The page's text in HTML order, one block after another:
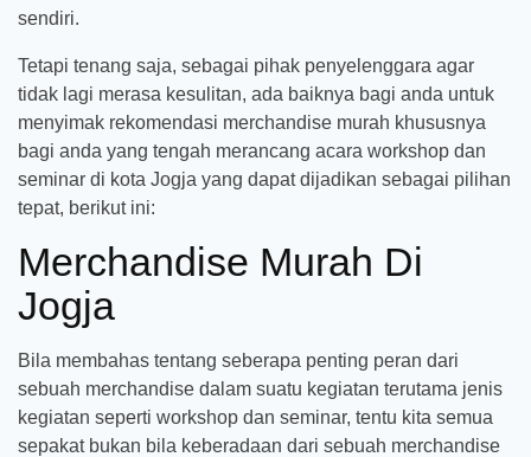
sendiri.
Tetapi tenang saja, sebagai pihak penyelenggara agar
tidak lagi merasa kesulitan, ada baiknya bagi anda untuk
menyimak rekomendasi merchandise murah khususnya
bagi anda yang tengah merancang acara workshop dan
seminar di kota Jogja yang dapat dijadikan sebagai pilihan
tepat, berikut ini:
Merchandise Murah Di
Jogja
Bila membahas tentang seberapa penting peran dari
sebuah merchandise dalam suatu kegiatan terutama jenis
kegiatan seperti workshop dan seminar, tentu kita semua
sepakat bukan bila keberadaan dari sebuah merchandise